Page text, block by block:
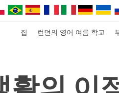
집 런던의 영어 여름 학교